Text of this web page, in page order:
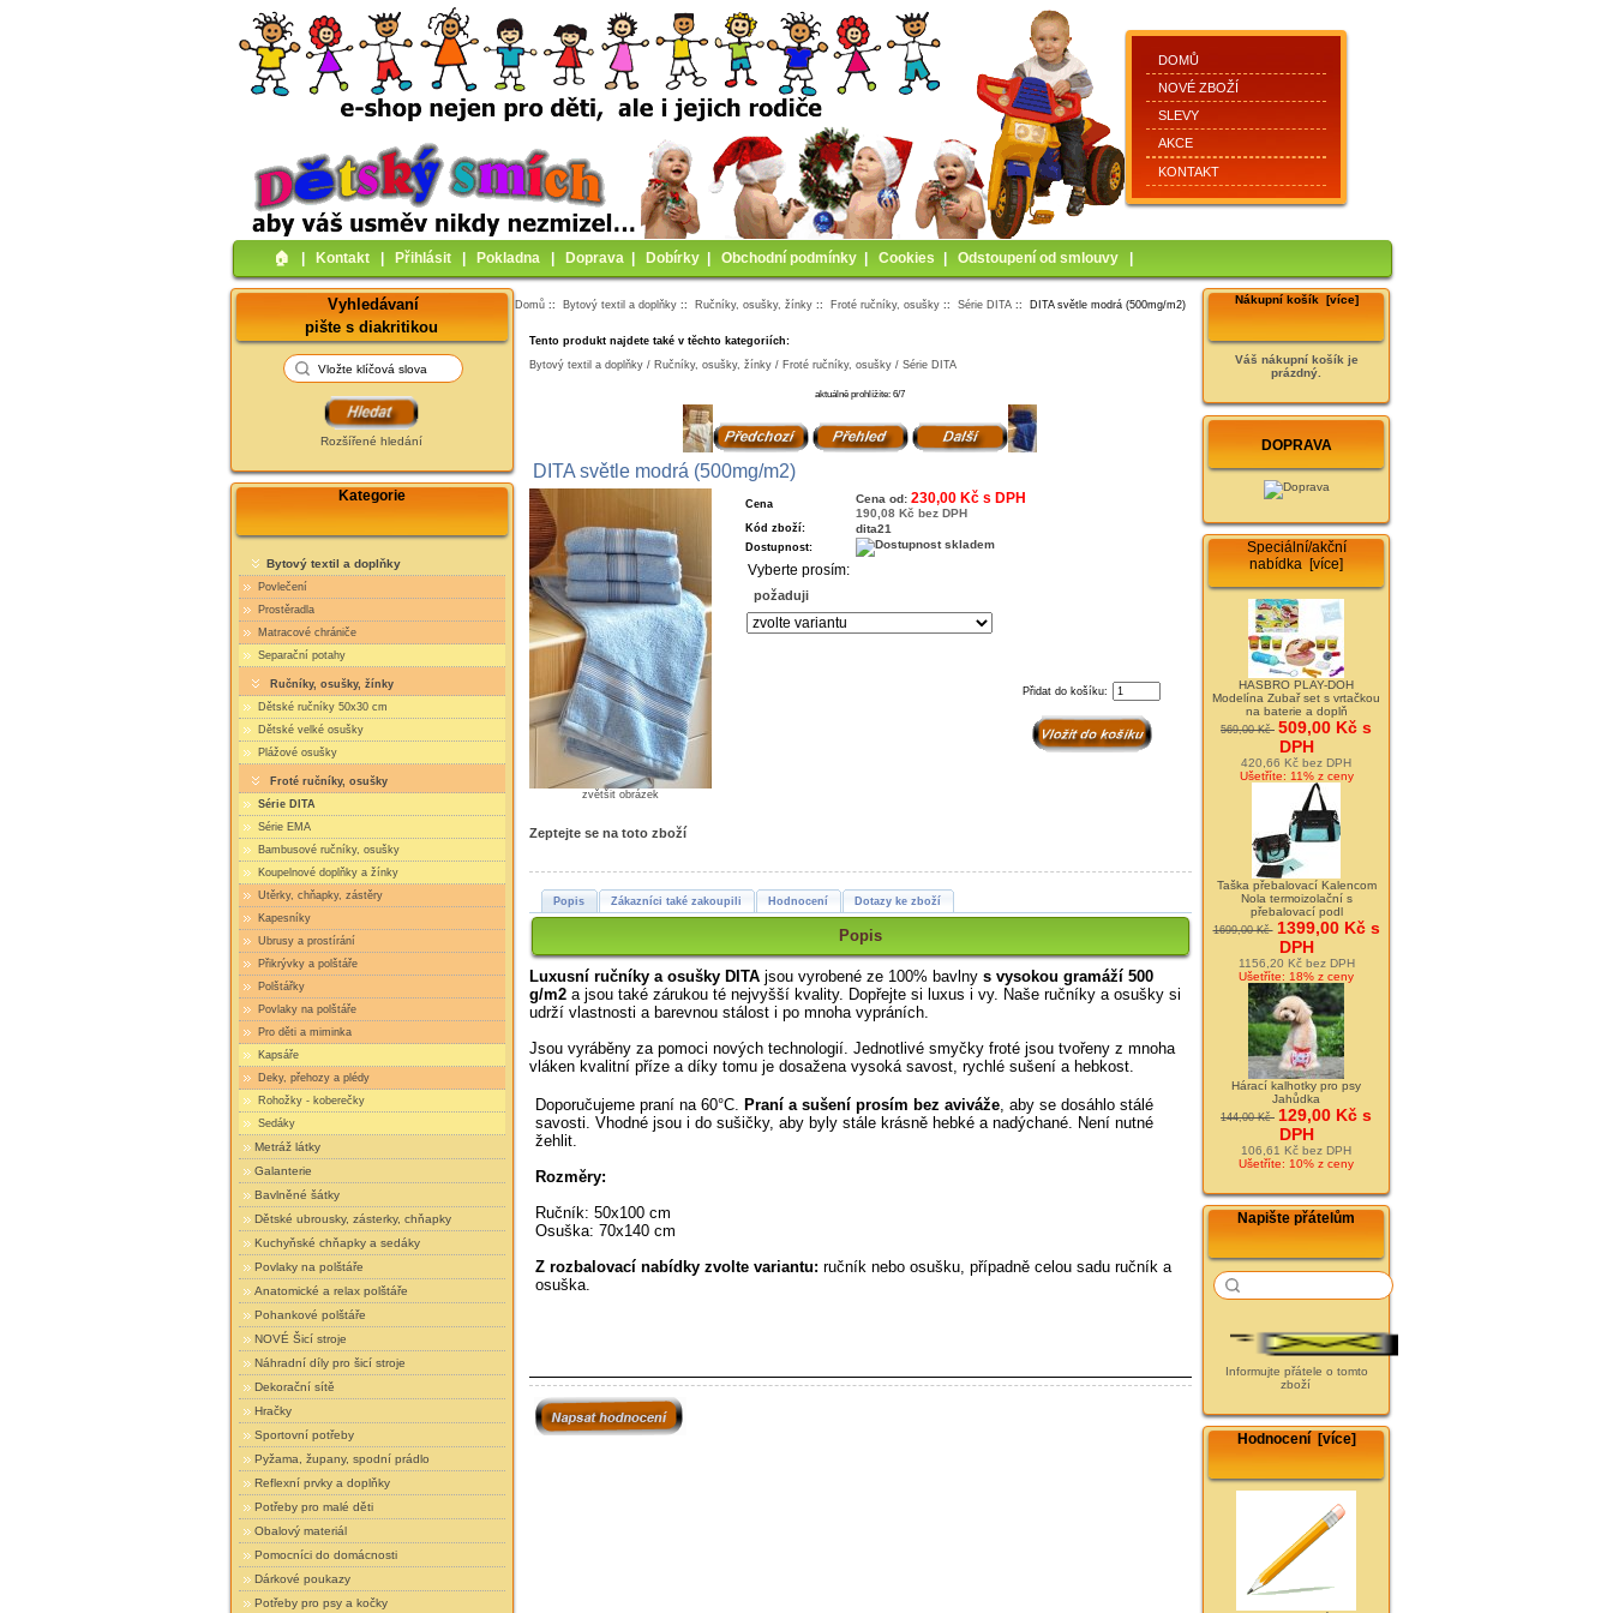
DOMŮ
NOVÉ ZBOŽÍ
SLEVY
AKCE
KONTAKT
🏠︎ Kontakt Přihlásit Pokladna Doprava Dobírky Obchodní podmínky Cookies Odstoupení od smlouvy
Vyhledávaní
pište s diakritikou
Rozšířené hledání
Kategorie
Bytový textil a doplňky
Povlečení
Prostěradla
Matracové chrániče
Separační potahy
Ručníky, osušky, žínky
Dětské ručníky 50x30 cm
Dětské velké osušky
Plážové osušky
Froté ručníky, osušky
Série DITA
Série EMA
Bambusové ručníky, osušky
Koupelnové doplňky a žínky
Utěrky, chňapky, zástěry
Kapesníky
Ubrusy a prostírání
Přikrývky a polštáře
Polštářky
Povlaky na polštáře
Pro děti a miminka
Kapsáře
Deky, přehozy a plédy
Rohožky - koberečky
Sedáky
Metráž látky
Galanterie
Bavlněné šátky
Dětské ubrousky, zásterky, chňapky
Kuchyňské chňapky a sedáky
Povlaky na polštáře
Anatomické a relax polštáře
Pohankové polštáře
NOVÉ Šicí stroje
Náhradní díly pro šicí stroje
Dekorační sítě
Hračky
Sportovní potřeby
Pyžama, župany, spodní prádlo
Reflexní prvky a doplňky
Potřeby pro malé děti
Obalový materiál
Pomocníci do domácnosti
Dárkové poukazy
Potřeby pro psy a kočky
Domů :: Bytový textil a doplňky :: Ručníky, osušky, žínky :: Froté ručníky, osušky ::Série DITA :: DITA světle modrá (500mg/m2)
Tento produkt najdete také v těchto kategoriích:
Bytový textil a doplňky / Ručníky, osušky, žínky / Froté ručníky, osušky / Série DITA
aktuálně prohlížíte: 6/7
DITA světle modrá (500mg/m2)
zvětšit obrázek
Cena Cena od:230,00 Kč s DPH
190,08 Kč bez DPH
Kód zboží: dita21
Dostupnost:
Vyberte prosím:
požaduji
Přidat do košíku:
Zeptejte se na toto zboží
Popis Zákazníci také zakoupili Hodnocení Dotazy ke zboží
Popis
Luxusní ručníky a osušky DITAjsou vyrobené ze 100% bavlny s vysokou gramáží 500
g/m2a jsou také zárukou té nejvyšší kvality. Dopřejte si luxus i vy. Naše ručníky a osušky si
udrží vlastnosti a barevnou stálost i po mnoha vypráních.
Jsou vyráběny za pomoci nových technologií. Jednotlivé smyčky froté jsou tvořeny z mnoha
vláken kvalitní příze a díky tomu je dosažena vysoká savost, rychlé sušení a hebkost.
Doporučujeme praní na 60°C. Praní a sušení prosím bez aviváže , aby se dosáhlo stálé
savosti. Vhodné jsou i do sušičky, aby byly stále krásně hebké a nadýchané. Není nutné
žehlit.
Rozměry:
Ručník: 50x100 cm
Osuška: 70x140 cm
Z rozbalovací nabídky zvolte variantu: ručník nebo osušku, případně celou sadu ručník a
osuška.
Nákupní košík [více]
Váš nákupní košík je
prázdný.
DOPRAVA
Speciální/akční
nabídka [více]
HASBRO PLAY-DOH
Modelína Zubař set s vrtačkou
na baterie a doplň
569,00 Kč 509,00 Kč s
DPH
420,66 Kč bez DPH
Ušetříte: 11% z ceny
Taška přebalovací Kalencom
Nola termoizolační s
přebalovací podl
1699,00 Kč 1399,00 Kč s
DPH
1156,20 Kč bez DPH
Ušetříte: 18% z ceny
Hárací kalhotky pro psy
Jahůdka
144,00 Kč 129,00 Kč s
DPH
106,61 Kč bez DPH
Ušetříte: 10% z ceny
Napište přátelům
Informujte přátele o tomto
zboží
Hodnocení [více]